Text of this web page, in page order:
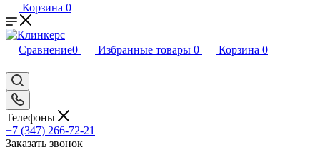
Корзина 0
Сравнение0 Избранные товары 0 Корзина 0
Телефоны
+7 (347) 266-72-21
Заказать звонок